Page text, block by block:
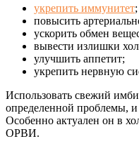
укрепить иммунитет;
повысить
ускорить обмен
вывести излишки
улучшить аппетит;
укрепить нервную
Использовать свежий
определенной проблемы,
Особенно актуален он в
ОРВИ.